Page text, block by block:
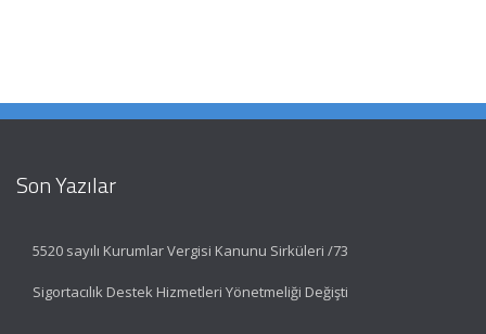
Son Yazılar
5520 sayılı Kurumlar Vergisi Kanunu Sirküleri /73
Sigortacılık Destek Hizmetleri Yönetmeliği Değişti